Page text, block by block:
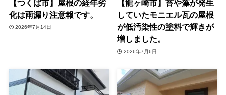
【つくば市】屋根の経年劣
化は雨漏り注意報です。
2026年7月14日
【龍ヶ崎市】苔や藻が発生
していたモニエル瓦の屋根
が低汚染性の塗料で輝きが
増しました。
2026年7月6日